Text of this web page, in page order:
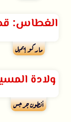
الغطاس:
ماركو إيميل
ولادة
أنطون جرجس